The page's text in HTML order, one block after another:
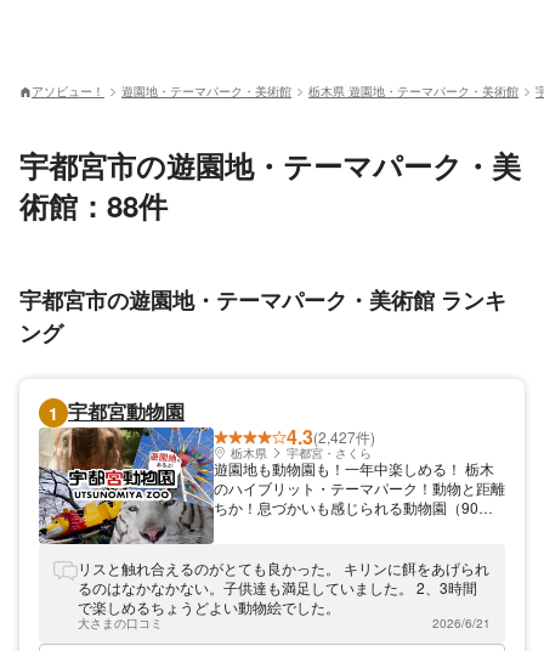
アソビュー！ 遊園地・テーマパーク・美術館 栃木県 遊園地・テーマパーク・美術館
宇都宮市の遊園地・テーマパーク・美
術館：88件
宇都宮市の遊園地・テーマパーク・美術館 ランキ
ング
1 宇都宮動物園
4.3(2,427件)
栃木県 宇都宮・さくら
遊園地も動物園も！一年中楽しめる！ 栃木
のハイブリット・テーマパーク！動物と距離
ちか！息づかいも感じられる動物園（90種
場はプール、冬期は釣り堀も？！観覧車やジ
ェットコースター、ゴーカートなど豊富なア
トラクション！宇都宮ICから5分圏内で、日
光・那須方面からのアクセスも抜群です♪
リスと触れ合えるのがとても良かった。 キリンに餌をあげられ
るのはなかなかない。子供達も満足していました。 2、3時間
で楽しめるちょうどよい動物絵でした。
大さまの口コミ 2026/6/21